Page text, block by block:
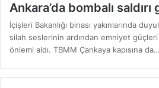
Ankara’da bombalı saldırı
İçişleri Bakanlığı binası yakınlarında
silah seslerinin ardından emniyet
önlemi aldı. TBMM Çankaya kapısına da…